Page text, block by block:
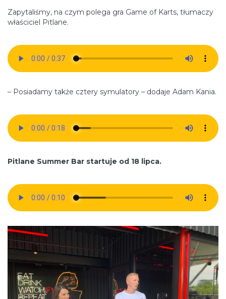
Zapytaliśmy, na czym polega gra Game of Karts, tłumaczy
właściciel Pitlane.
– Posiadamy także cztery symulatory – dodaje Adam Kania.
Pitlane Summer Bar startuje od 18 lipca.